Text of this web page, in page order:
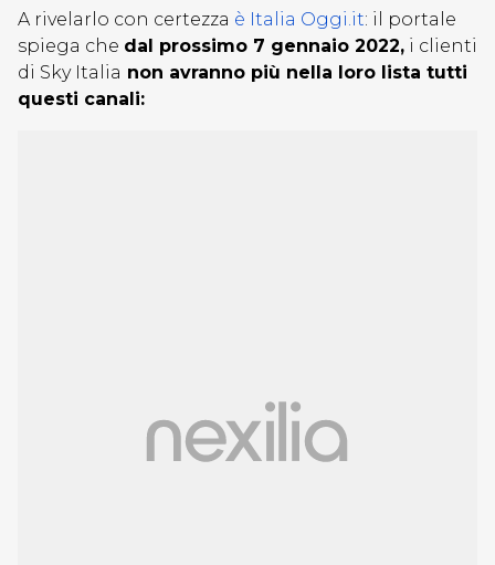
A rivelarlo con certezza è Italia Oggi.it: il portale
spiega che dal prossimo 7 gennaio 2022, i clienti
di Sky Italia non avranno più nella loro lista tutti
questi canali: